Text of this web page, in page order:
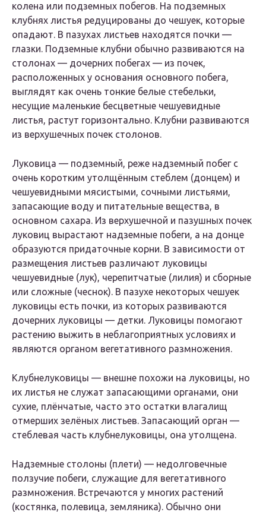
колена или подземных побегов. На подземных
клубнях листья редуцированы до чешуек, которые
опадают. В пазухах листьев находятся почки —
глазки. Подземные клубни обычно развиваются на
столонах — дочерних побегах — из почек,
расположенных у основания основного побега,
выглядят как очень тонкие белые стебельки,
несущие маленькие бесцветные чешуевидные
листья, растут горизонтально. Клубни развиваются
из верхушечных почек столонов.
Луковица — подземный, реже надземный побег с
очень коротким утолщённым стеблем (донцем) и
чешуевидными мясистыми, сочными листьями,
запасающие воду и питательные вещества, в
основном сахара. Из верхушечной и пазушных почек
луковиц вырастают надземные побеги, а на донце
образуются придаточные корни. В зависимости от
размещения листьев различают луковицы
чешуевидные (лук), черепитчатые (лилия) и сборные
или сложные (чеснок). В пазухе некоторых чешуек
луковицы есть почки, из которых развиваются
дочерних луковицы — детки. Луковицы помогают
растению выжить в неблагоприятных условиях и
являются органом вегетативного размножения.
Клубнелуковицы — внешне похожи на луковицы, но
их листья не служат запасающими органами, они
сухие, плёнчатые, часто это остатки влагалищ
отмерших зелёных листьев. Запасающий орган —
стеблевая часть клубнелуковицы, она утолщена.
Надземные столоны (плети) — недолговечные
ползучие побеги, служащие для вегетативного
размножения. Встречаются у многих растений
(костянка, полевица, земляника). Обычно они